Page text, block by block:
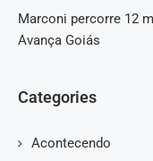
Marconi percorre 12
Avança Goiás
Categories
Acontecendo